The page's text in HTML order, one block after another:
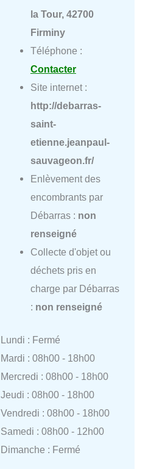
la Tour, 42700
Firminy
Téléphone :
Contacter
Site internet :
http://debarras-
saint-
etienne.jeanpaul-
sauvageon.fr/
Enlèvement des
encombrants par
Débarras : non
renseigné
Collecte d'objet ou
déchets pris en
charge par Débarras
: non renseigné
Lundi : Fermé
Mardi : 08h00 - 18h00
Mercredi : 08h00 - 18h00
Jeudi : 08h00 - 18h00
Vendredi : 08h00 - 18h00
Samedi : 08h00 - 12h00
Dimanche : Fermé